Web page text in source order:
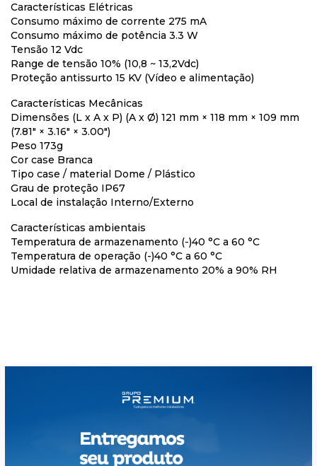
Características Elétricas
Consumo máximo de corrente 275 mA
Consumo máximo de potência 3.3 W
Tensão 12 Vdc
Range de tensão 10% (10,8 ~ 13,2Vdc)
Proteção antissurto 15 KV (Vídeo e alimentação)
Características Mecânicas
Dimensões (L x A x P) (A x Ø) 121 mm × 118 mm × 109 mm
(7.81" × 3.16" × 3.00")
Peso 173g
Cor case Branca
Tipo case / material Dome / Plástico
Grau de proteção IP67
Local de instalação Interno/Externo
Características ambientais
Temperatura de armazenamento (-)40 °C a 60 °C
Temperatura de operação (-)40 °C a 60 °C
Umidade relativa de armazenamento 20% a 90% RH